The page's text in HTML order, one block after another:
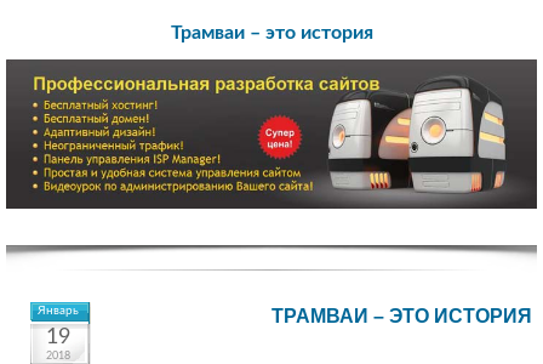
Трамваи – это история
Январь
19
2018
ТРАМВАИ – ЭТО ИСТОРИЯ